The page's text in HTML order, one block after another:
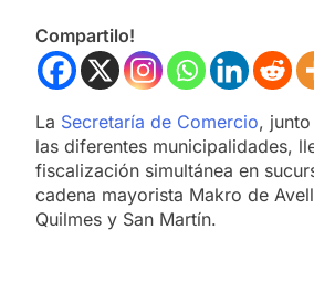
Compartilo!
La Secretaría de Comercio,
las diferentes municipalidades,
fiscalización simultánea en
cadena mayorista Makro de
Quilmes y San Martín.